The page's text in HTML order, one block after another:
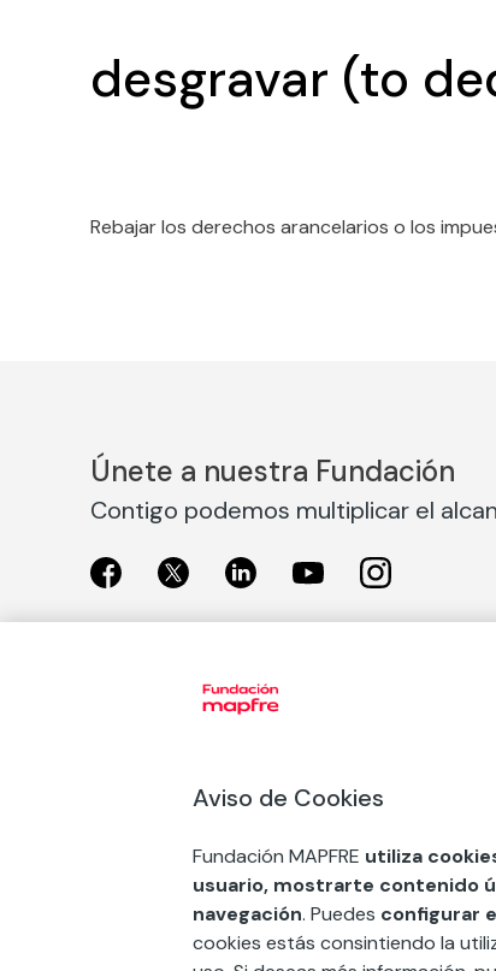
desgravar (to
Rebajar los derechos arancelarios o los
Únete a nuestra Fundación
Contigo podemos multiplicar el
Exposiciones en Barcelona
COMPRAR ENTRADA
FSE+
Aviso de Cookies
Fundación MAPFRE utiliza
usuario, mostrarte contenido
navegación. Puedes configurar
cookies estás consintiendo la